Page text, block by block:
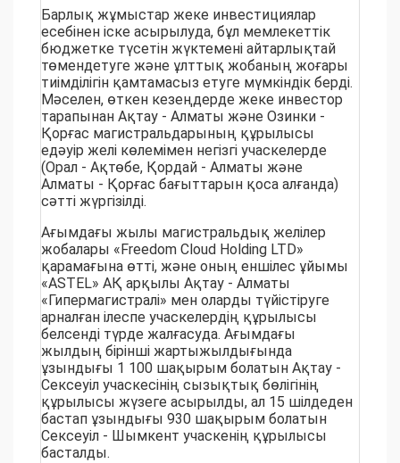
Барлық жұмыстар жеке инвестициялар
есебінен іске асырылуда, бұл мемлекеттік
бюджетке түсетін жүктемені айтарлықтай
төмендетуге және ұлттық жобаның жоғары
тиімділігін қамтамасыз етуге мүмкіндік берді.
Мәселен, өткен кезеңдерде жеке инвестор
тарапынан Ақтау - Алматы және Озинки -
Қорғас магистральдарының құрылысы
едәуір желі көлемімен негізгі учаскелерде
(Орал - Ақтөбе, Қордай - Алматы және
Алматы - Қорғас бағыттарын қоса алғанда)
сәтті жүргізілді.
Ағымдағы жылы магистральдық желілер
жобалары «Freedom Cloud Holding LTD»
қарамағына өтті, және оның еншілес ұйымы
«ASTEL» АҚ арқылы Ақтау - Алматы
«Гипермагистралі» мен оларды түйістіруге
арналған ілеспе учаскелердің құрылысы
белсенді түрде жалғасуда. Ағымдағы
жылдың бірінші жартыжылдығында
ұзындығы 1 100 шақырым болатын Ақтау -
Сексеуіл учаскесінің сызықтық бөлігінің
құрылысы жүзеге асырылды, ал 15 шілдеден
бастап ұзындығы 930 шақырым болатын
Сексеуіл - Шымкент учаскенің құрылысы
басталды.